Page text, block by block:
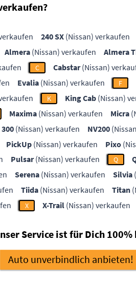
240 SX (Nissan) verkaufen
Almera (Nissan) verkaufen Almera
C Cabstar(Nissan)
Evalia (Nissan) verkaufen F
K King Cab (Nissan)
Maxima (Nissan) verkaufen Micra
(Nissan) verkaufen NV200
PickUp (Nissan) verkaufen Pixo
Pulsar(Nissan) verkaufen Q
Serena (Nissan) verkaufen Silvia
Tiida (Nissan) verkaufen Titan
X X-Trail (Nissan) verkaufen
Service ist für Dich
Auto unverbindlich anbieten!